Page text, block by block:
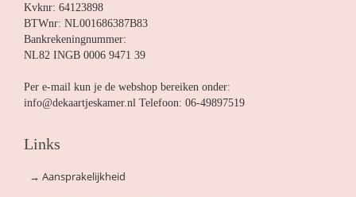
Kvknr: 64123898
BTWnr: NL001686387B83
Bankrekeningnummer:
NL82 INGB 0006 9471 39
Per e-mail kun je de webshop bereiken onder:
info@dekaartjeskamer.nl Telefoon: 06-49897519
Links
→ Aansprakelijkheid